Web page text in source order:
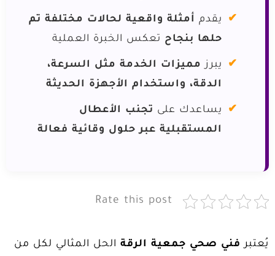
يقدم أمثلة واقعية لحالات مختلفة تم
حلها بنجاح تعكس الخبرة العملية
يبرز مميزات الخدمة مثل السرعة،
الدقة، واستخدام الأجهزة الحديثة
يساعدك على تجنب الأعطال
المستقبلية عبر حلول وقائية فعالة
Rate this post
يُعتبر فني صحي جمعية الرقة الحل المثالي لكل من